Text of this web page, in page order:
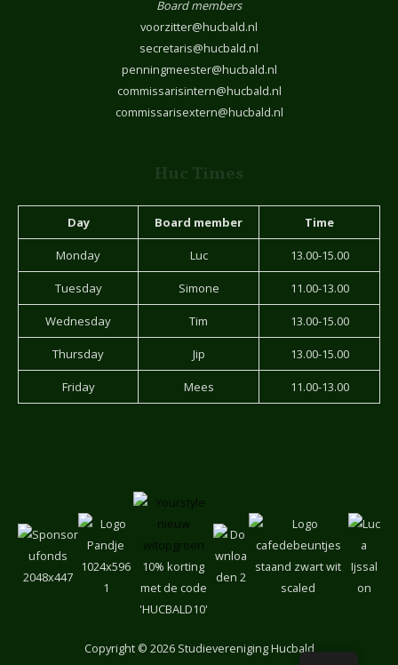
Board members
voorzitter@hucbald.nl
secretaris@hucbald.nl
penningmeester@hucbald.nl
commissarisintern@hucbald.nl
commissarisextern@hucbald.nl
Huc Times
Day Board member Time
Monday Luc 13.00-15.00
Tuesday Simone 11.00-13.00
Wednesday Tim 13.00-15.00
Thursday Jip 13.00-15.00
Friday Mees 11.00-13.00
10% korting
met de code
'HUCBALD10'
Copyright© 2026 Studievereniging Hucbald